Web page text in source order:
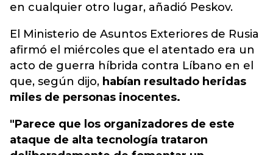
en cualquier otro lugar, añadió Peskov.
El Ministerio de Asuntos Exteriores de Rusia
afirmó el miércoles que el atentado era un
acto de guerra híbrida contra Líbano en el
que, según dijo, habían resultado heridas
miles de personas inocentes.
"Parece que los organizadores de este
ataque de alta tecnología trataron